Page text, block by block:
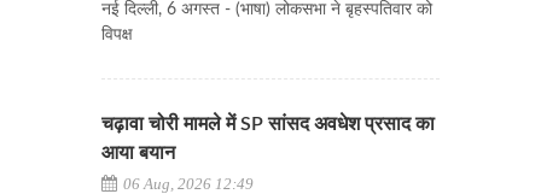
नई दिल्ली, 6 अगस्त - (भाषा) लोकसभा ने बृहस्पतिवार को
विपक्ष
चढ़ावा चोरी मामले में SP सांसद अवधेश प्रसाद का
आया बयान
06 Aug, 2026 12:49